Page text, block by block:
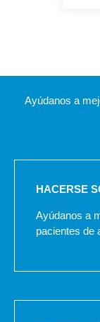
Ayúdanos a
HACERSE
Ayúdanos a
pacientes de